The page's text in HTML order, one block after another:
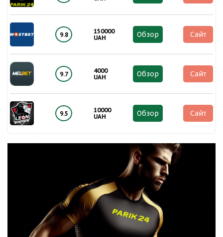
9.8
150000
UAH
Обзор Сайт
9.7
4000
UAH
Обзор Сайт
9.5
10000
UAH
Обзор Сайт